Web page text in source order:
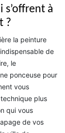
s’offrent à
?
la peinture
de
le
ponceuse pour
vous
plus
qui vous
de vos